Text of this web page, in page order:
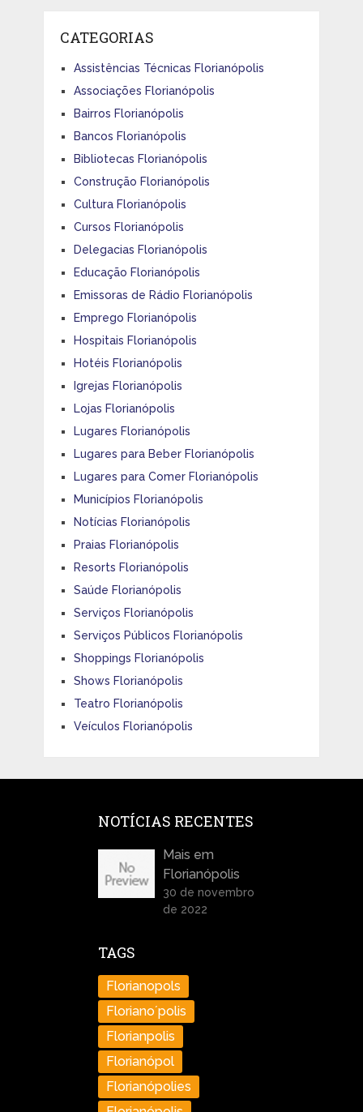
CATEGORIAS
Assistências Técnicas Florianópolis
Associações Florianópolis
Bairros Florianópolis
Bancos Florianópolis
Bibliotecas Florianópolis
Construção Florianópolis
Cultura Florianópolis
Cursos Florianópolis
Delegacias Florianópolis
Educação Florianópolis
Emissoras de Rádio Florianópolis
Emprego Florianópolis
Hospitais Florianópolis
Hotéis Florianópolis
Igrejas Florianópolis
Lojas Florianópolis
Lugares Florianópolis
Lugares para Beber Florianópolis
Lugares para Comer Florianópolis
Municípios Florianópolis
Notícias Florianópolis
Praias Florianópolis
Resorts Florianópolis
Saúde Florianópolis
Serviços Florianópolis
Serviços Públicos Florianópolis
Shoppings Florianópolis
Shows Florianópolis
Teatro Florianópolis
Veículos Florianópolis
NOTÍCIAS RECENTES
Mais em
Florianópolis
30 de novembro
de 2022
TAGS
Florianopols
Floriano´polis
Florianpolis
Florianópol
Florianópolies